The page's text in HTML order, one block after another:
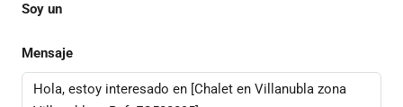
Soy un
Mensaje